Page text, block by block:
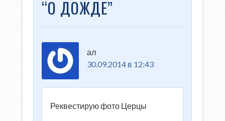
“О ДОЖДЕ”
ал
30.09.2014 в 12:43
Реквестирую фото Церцы